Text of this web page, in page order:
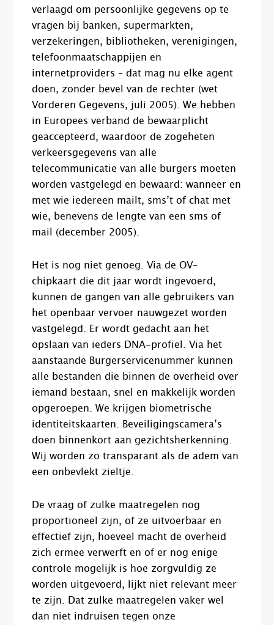
verlaagd om persoonlijke gegevens op te
vragen bij banken, supermarkten,
verzekeringen, bibliotheken, verenigingen,
telefoonmaatschappijen en
internetproviders – dat mag nu elke agent
doen, zonder bevel van de rechter (wet
Vorderen Gegevens, juli 2005). We hebben
in Europees verband de bewaarplicht
geaccepteerd, waardoor de zogeheten
verkeersgegevens van alle
telecommunicatie van alle burgers moeten
worden vastgelegd en bewaard: wanneer en
met wie iedereen mailt, sms’t of chat met
wie, benevens de lengte van een sms of
mail (december 2005).
Het is nog niet genoeg. Via de OV-
chipkaart die dit jaar wordt ingevoerd,
kunnen de gangen van alle gebruikers van
het openbaar vervoer nauwgezet worden
vastgelegd. Er wordt gedacht aan het
opslaan van ieders DNA-profiel. Via het
aanstaande Burgerservicenummer kunnen
alle bestanden die binnen de overheid over
iemand bestaan, snel en makkelijk worden
opgeroepen. We krijgen biometrische
identiteitskaarten. Beveiligingscamera’s
doen binnenkort aan gezichtsherkenning.
Wij worden zo transparant als de adem van
een onbevlekt zieltje.
De vraag of zulke maatregelen nog
proportioneel zijn, of ze uitvoerbaar en
effectief zijn, hoeveel macht de overheid
zich ermee verwerft en of er nog enige
controle mogelijk is hoe zorgvuldig ze
worden uitgevoerd, lijkt niet relevant meer
te zijn. Dat zulke maatregelen vaker wel
dan niet indruisen tegen onze